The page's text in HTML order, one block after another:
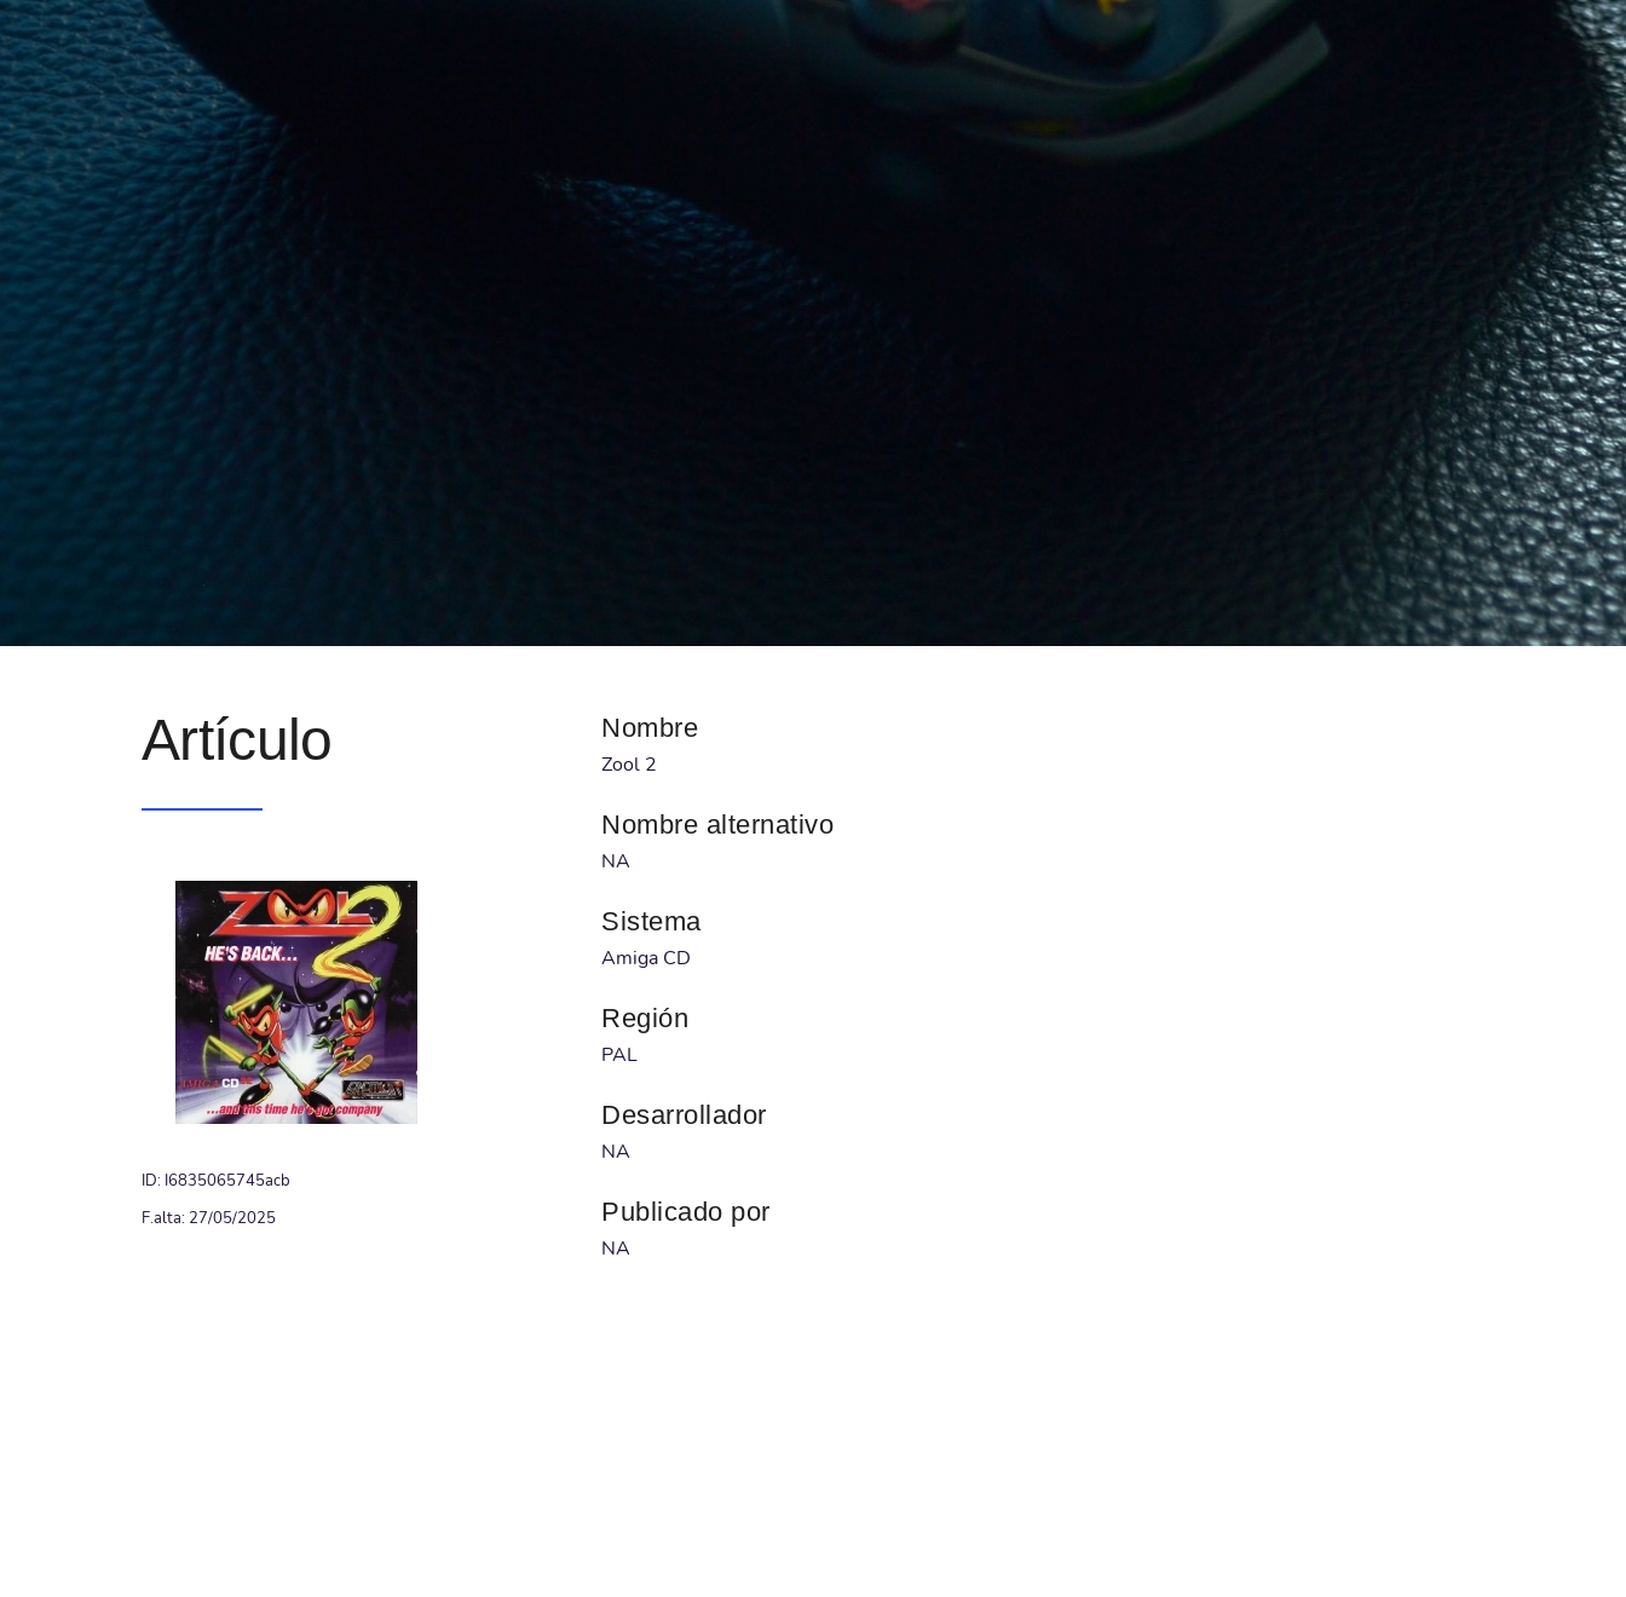
Artículo
ID: I6835065745acb
F.alta: 27/05/2025
Nombre
Zool 2
Nombre alternativo
NA
Sistema
Amiga CD
Región
PAL
Desarrollador
NA
Publicado por
NA